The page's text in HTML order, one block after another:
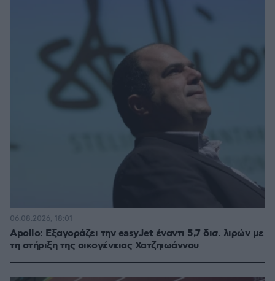
Apollo: Εξαγοράζει την easyJet έναντι 5,7 δισ. λιρών με
τη στήριξη της οικογένειας Χατζηιωάννου
06.08.2026, 18:01